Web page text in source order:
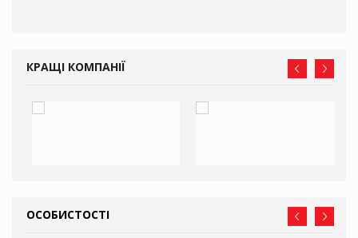
КРАЩІ КОМПАНІЇ
ОСОБИСТОСТІ